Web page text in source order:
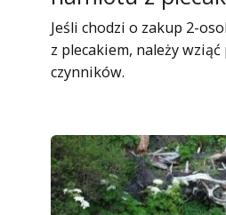
Jeśli chodzi o zakup 2-
z plecakiem, należy
czynników.